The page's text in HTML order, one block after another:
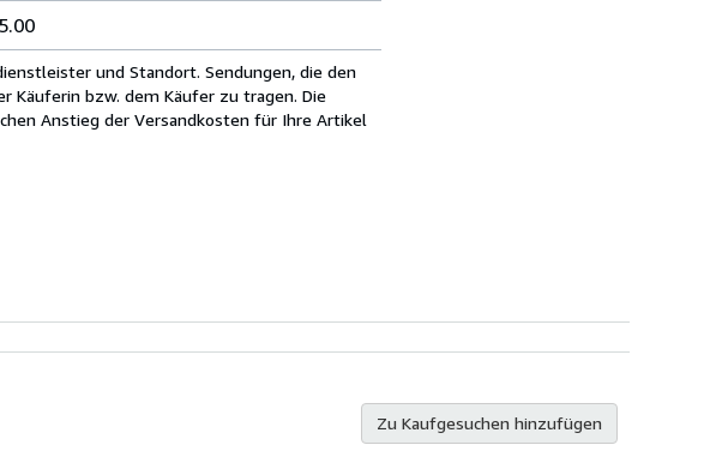
und Standort. Sendungen, die den
Käuferin bzw. dem Käufer zu tragen. Die
Anstieg der Versandkosten für Ihre Artikel
Zu Kaufgesuchen hinzufügen